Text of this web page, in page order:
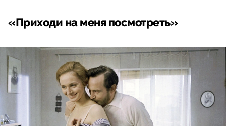
«Приходи на меня посмотреть»